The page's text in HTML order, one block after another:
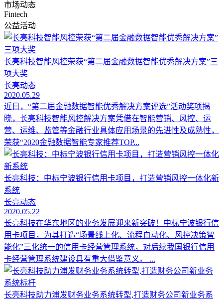
市场动态
Fintech
公益活动
长亮科技智能风控荣获“第二届金融数据智能优秀解决方案”三
项大奖
长亮动态
2020.05.29
近日，“第二届金融数据智能优秀解决方案评选”活动奖项揭
晓，长亮科技智能风控解决方案凭借在智能营销、风控、运
营、运维、监管等金融行业具体应用场景的先进性及成熟性，
荣获“2020金融数据智能专家推荐TOP...
长亮科技：中标宁波银行信用卡项目，打造营销风控一体化新
系统
长亮动态
2020.05.22
长亮科技在华东地区的业务发展迎来新突破！中标宁波银行信
用卡项目，为其打造“场景线上化、流程自动化、风控决策智
能化”三化统一的信用卡经营管理系统，对后续我国银行信用
卡经营管理系统建设具有重大借鉴意义。 ...
长亮科技助力浦发财务业务系统转型,打造财务公司新业务系